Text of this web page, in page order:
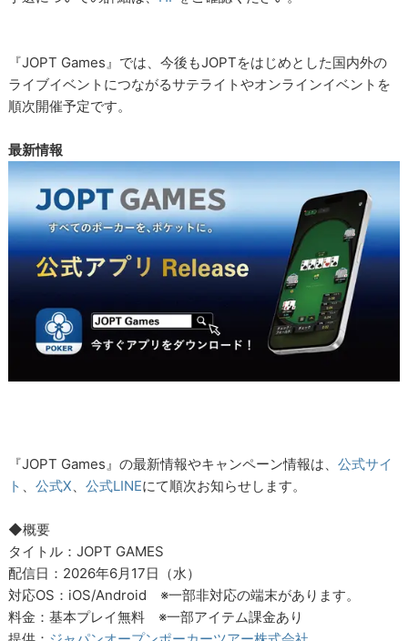
『JOPT Games』では、今後もJOPTをはじめとした国内外の
ライブイベントにつながるサテライトやオンラインイベントを
順次開催予定です。
最新情報
『JOPT Games』の最新情報やキャンペーン情報は、公式サイ
ト 、公式X、公式LINEにて順次お知らせします。
◆概要
タイトル：JOPT GAMES
配信日：2026年6月17日（水）
対応OS：iOS/Android ※一部非対応の端末があります。
料金：基本プレイ無料 ※一部アイテム課金あり